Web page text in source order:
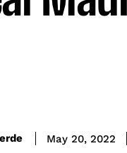
May 20, 2022